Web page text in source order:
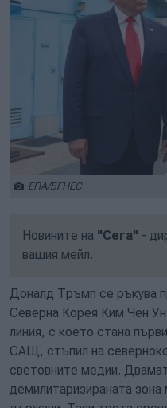
ЕПА/БГНЕС
Новините на "Сега" -
вашия мейл.
Доналд Тръмп се ръкува
Северна Корея Ким Чен
линия, с което стана
САЩ, стъпил на
световните медии.
демилитаризираната